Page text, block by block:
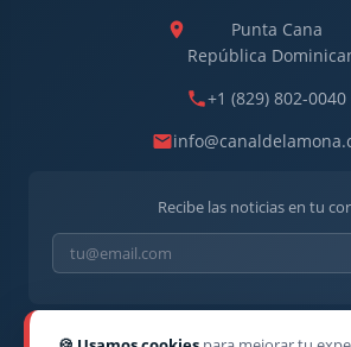
Punta Cana
República
+1 (829) 802-0040
Recibe las noticias en tu